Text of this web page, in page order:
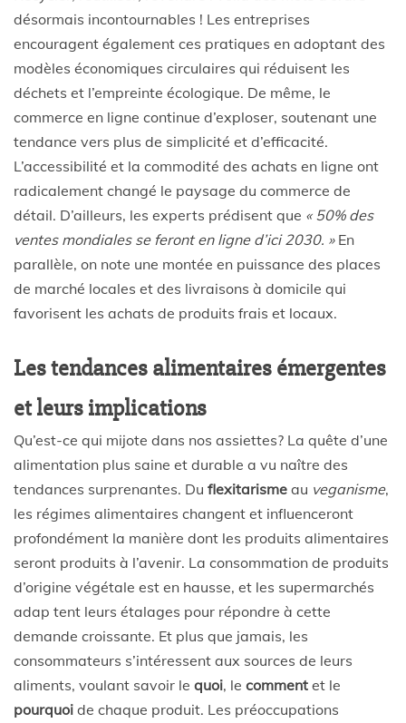
désormais incontournables ! Les entreprises
encouragent également ces pratiques en adoptant des
modèles économiques circulaires qui réduisent les
déchets et l’empreinte écologique. De même, le
commerce en ligne continue d’exploser, soutenant une
tendance vers plus de simplicité et d’efficacité.
L’accessibilité et la commodité des achats en ligne ont
radicalement changé le paysage du commerce de
détail. D’ailleurs, les experts prédisent que « 50% des
ventes mondiales se feront en ligne d’ici 2030. »En
parallèle, on note une montée en puissance des places
de marché locales et des livraisons à domicile qui
favorisent les achats de produits frais et locaux.
Les tendances alimentaires émergentes
et leurs implications
Qu’est-ce qui mijote dans nos assiettes? La quête d’une
alimentation plus saine et durable a vu naître des
tendances surprenantes. Du flexitarisme au veganisme,
les régimes alimentaires changent et influenceront
profondément la manière dont les produits alimentaires
seront produits à l’avenir. La consommation de produits
d’origine végétale est en hausse, et les supermarchés
adap tent leurs étalages pour répondre à cette
demande croissante. Et plus que jamais, les
consommateurs s’intéressent aux sources de leurs
aliments, voulant savoir le quoi, le comment et le
pourquoi de chaque produit. Les préoccupations